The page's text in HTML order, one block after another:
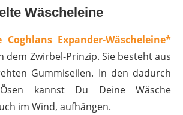
Wäscheleine
Coghlans Expander-Wäscheleine*
dem Zwirbel-Prinzip. Sie besteht aus
Gummiseilen. In den dadurch
kannst Du Deine Wäsche
im Wind, aufhängen.